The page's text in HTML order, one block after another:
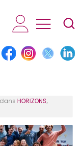
AESM...
HORIZONS,